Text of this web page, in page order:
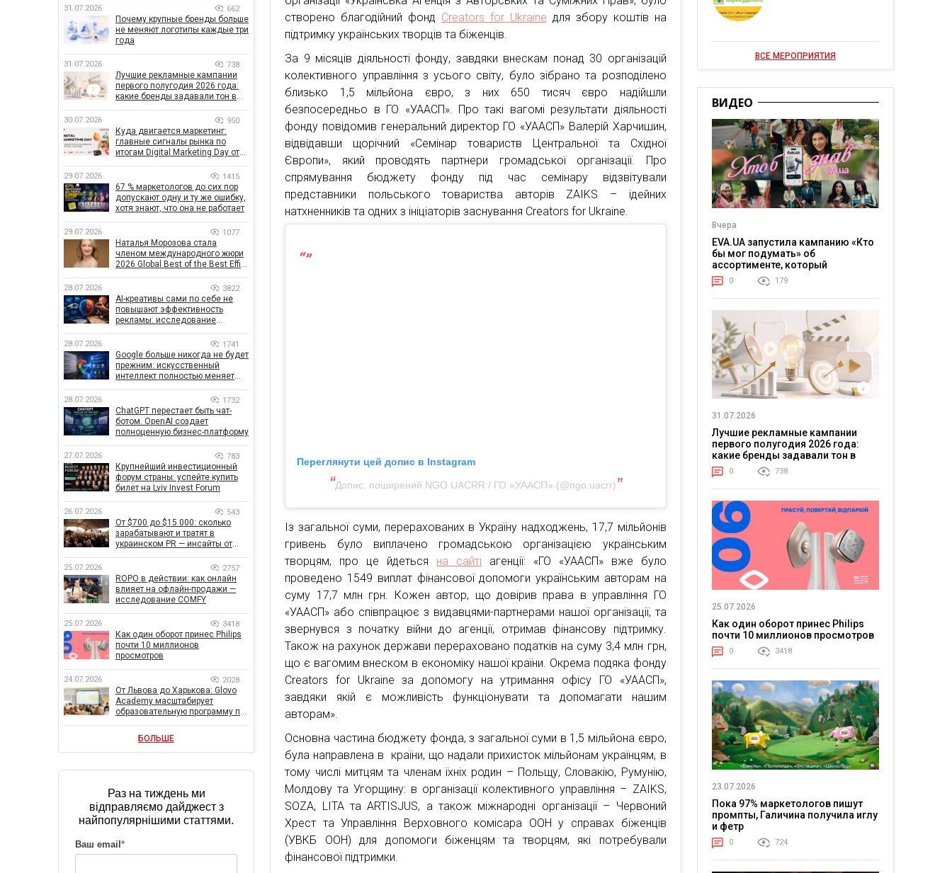
створено благодійний фонд Creators for Ukraine для збору коштів на
підтримку українських творців та біженців.
За 9 місяців діяльності фонду, завдяки внескам понад 30 організацій
колективного управління з усього світу, було зібрано та розподілено
близько 1,5 мільйона євро, з них 650 тисяч євро надійшли
безпосередньо в ГО «УААСП». Про такі вагомі результати діяльності
фонду повідомив генеральний директор ГО «УААСП» Валерій Харчишин,
відвідавши щорічний «Семінар товариств Центральної та Східної
Європи», який проводять партнери громадської організації. Про
спрямування бюджету фонду під час семінару відзвітували
представники польського товариства авторів ZAIKS – ідейних
натхненників та одних з ініціаторів заснування Creators for Ukraine.
Переглянути цей допис в Instagram
Допис, поширений NGO UACRR / ГО «УААСП» (@ngo.uacrr)
Із загальної суми, перерахованих в Україну надходжень, 17,7 мільйонів
гривень було виплачено громадською організацією українським
творцям, про це йдеться на сайтіагенції: «ГО «УААСП» вже було
проведено 1549 виплат фінансової допомоги українським авторам на
суму 17,7 млн грн. Кожен автор, що довірив права в управління ГО
«УААСП» або співпрацює з видавцями-партнерами нашої організації, та
звернувся з початку війни до агенції, отримав фінансову підтримку.
Також на рахунок держави перераховано податків на суму 3,4 млн грн,
що є вагомим внеском в економіку нашої країни. Окрема подяка фонду
Creators for Ukraine за допомогу на утримання офісу ГО «УААСП»,
завдяки якій є можливість функціонувати та допомагати нашим
авторам».
Основна частина бюджету фонда, з загальної суми в 1,5 мільйона євро,
була направлена в країни, що надали прихисток мільйонам українцям, в
тому числі митцям та членам їхніх родин – Польщу, Словакію, Румунію,
Молдову та Угорщину: в організації колективного управління – ZAIKS,
SOZA, LITA та ARTISJUS, а також міжнародні організації – Червоний
Хрест та Управління Верховного комісара ООН у справах біженців
(УВКБ ООН) для допомоги біженцям та творцям, які потребували
фінансової підтримки.
31.07.2026 662
Почему крупные бренды больше
не меняют логотипы каждые три
года
31.07.2026 738
Лучшие рекламные кампании
первого полугодия 2026 года:
какие бренды задавали тон в
30.07.2026 950
Куда двигается маркетинг:
главные сигналы рынка по
итогам Digital Marketing Day от
29.07.2026 1415
67 % маркетологов до сих пор
допускают одну и ту же ошибку,
хотя знают, что она не работает
29.07.2026 1077
Наталья Морозова стала
членом международного жюри
2026 Global Best of the Best Effie
28.07.2026 3822
AI-креативы сами по себе не
повышают эффективность
рекламы: исследование
влияет на эффективность
кампаний
28.07.2026 1741
Google больше никогда не будет
прежним: искусственный
интеллект полностью меняет
28.07.2026 1732
ChatGPT перестает быть чат-
ботом. OpenAI создает
полноценную бизнес-платформу
27.07.2026 783
Крупнейший инвестиционный
форум страны: успейте купить
билет на Lviv Invest Forum
26.07.2026 543
От $700 до $15 000: сколько
зарабатывают и тратят в
украинском PR — инсайты от
25.07.2026 2757
ROPO в действии: как онлайн
влияет на офлайн-продажи —
исследование COMFY
25.07.2026 3418
Как один оборот принес Philips
почти 10 миллионов
просмотров
24.07.2026 2028
От Львова до Харькова: Glovo
Academy масштабирует
образовательную программу по
бизнеса
БОЛЬШЕ
Раз на тиждень ми
відправляємо дайджест з
найпопулярнішими статтями.
Ваш email *
ВСЕ МЕРОПРИЯТИЯ
ВИДЕО
Вчера
EVA.UA запустила кампанию «Кто
бы мог подумать» об
ассортименте, который
покупатели не ожидают увидеть
на платформе
0 179
31.07.2026
Лучшие рекламные кампании
первого полугодия 2026 года:
какие бренды задавали тон в
отрасли
0 738
25.07.2026
Как один оборот принес Philips
почти 10 миллионов просмотров
0 3418
23.07.2026
Пока 97% маркетологов пишут
промпты, Галичина получила иглу
и фетр
0 724